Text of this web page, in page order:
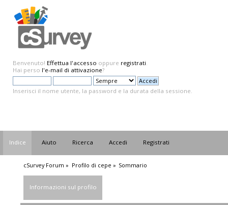
Benvenuto! Effettua l'accesso oppure registrati.
Hai perso l'e-mail di attivazione?
Inserisci il nome utente, la password e la durata della sessione.
Indice Aiuto Ricerca Accedi Registrati
cSurvey Forum » Profilo di cepe » Sommario
Informazioni sul profilo